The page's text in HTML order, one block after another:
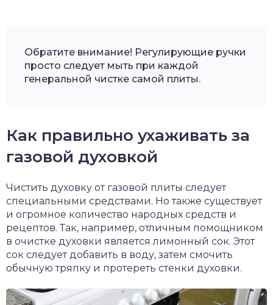
Обратите внимание! Регулирующие ручки
просто следует мыть при каждой
генеральной чистке самой плиты.
Как правильно ухаживать за
газовой духовкой
Чистить духовку от газовой плиты следует
специальными средствами. Но также существует
и огромное количество народных средств и
рецептов. Так, например, отличным помощником
в очистке духовки является лимонный сок. Этот
сок следует добавить в воду, затем смочить
обычную тряпку и протереть стенки духовки.